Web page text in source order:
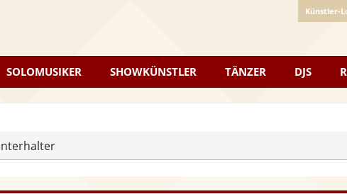
Künstler-
SOLOMUSIKER SHOWKÜNSTLER TÄNZER DJS